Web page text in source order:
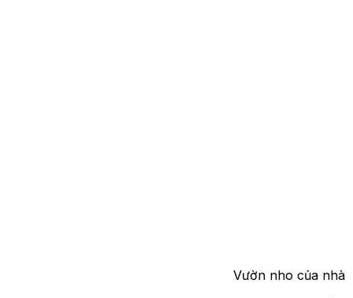
Vườn nho của nhà